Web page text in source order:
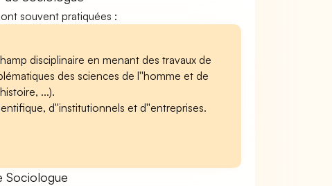
souvent pratiquées :
disciplinaire en menant des travaux de
des sciences de l''homme et de
...).
d''institutionnels et d''entreprises.
Sociologue